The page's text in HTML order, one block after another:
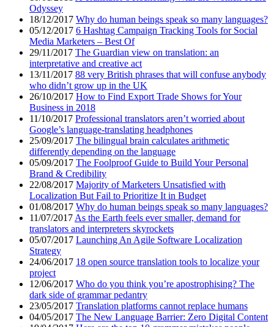
Odyssey
18/12/2017 Why do human beings speak so many languages?
05/12/2017 6 Hashtag Campaign Tracking Tools for Social
Media Marketers – Best Of
29/11/2017 The Guardian view on translation: an
interpretative and creative act
13/11/2017 88 very British phrases that will confuse anybody
who didn’t grow up in the UK
26/10/2017 How to Find Export Trade Shows for Your
Business in 2018
11/10/2017 Professional translators aren’t worried about
Google’s language-translating headphones
25/09/2017 The bilingual brain calculates arithmetic
differently depending on the language
05/09/2017 The Foolproof Guide to Build Your Personal
Brand & Credibility
22/08/2017 Majority of Marketers Unsatisfied with
Localization But Fail to Prioritize It in Budget
01/08/2017 Why do human beings speak so many languages?
11/07/2017 As the Earth feels ever smaller, demand for
translators and interpreters skyrockets
05/07/2017 Launching An Agile Software Localization
Strategy
24/06/2017 18 open source translation tools to localize your
project
12/06/2017 Who do you think you’re apostrophising? The
dark side of grammar pedantry
23/05/2017 Translation platforms cannot replace humans
04/05/2017 The New Language Barrier: Zero Digital Content